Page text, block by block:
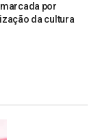
marcada por
da cultura